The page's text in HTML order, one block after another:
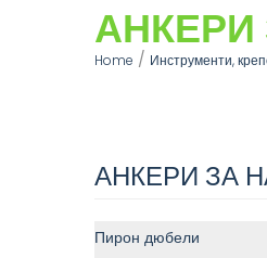
Home Инструменти,
АНКЕРИ ЗА
Пирон дюбели